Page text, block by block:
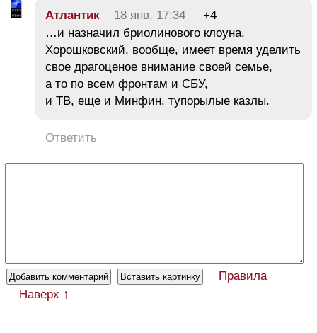
Атлантик 18 янв, 17:34
+4
…и назначил бриолинового клоуна.
Хорошковский, вообще, имеет время уделить
свое драгоценое внимание своей семье,
а то по всем фронтам и СБУ,
и ТВ, еще и Минфин. тупорылые казлы.
Ответить
Правила
Наверх ↑